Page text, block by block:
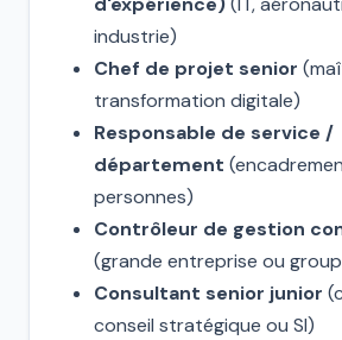
industrie)
Chef de projet senior
transformation digitale)
Responsable de service /
département
personnes)
Contrôleur de gestion
(grande entreprise ou
Consultant senior junior
conseil stratégique ou SI)